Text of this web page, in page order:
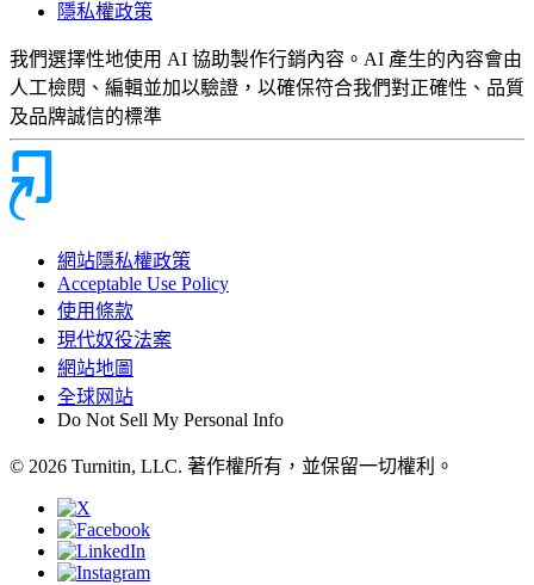
隱私權政策
我們選擇性地使用 AI 協助製作行銷內容。AI 產生的內容會由
人工檢閱、編輯並加以驗證，以確保符合我們對正確性、品質
及品牌誠信的標準
網站隱私權政策
Acceptable Use Policy
使用條款
現代奴役法案
網站地圖
全球网站
Do Not Sell My Personal Info
© 2026 Turnitin, LLC. 著作權所有，並保留一切權利。